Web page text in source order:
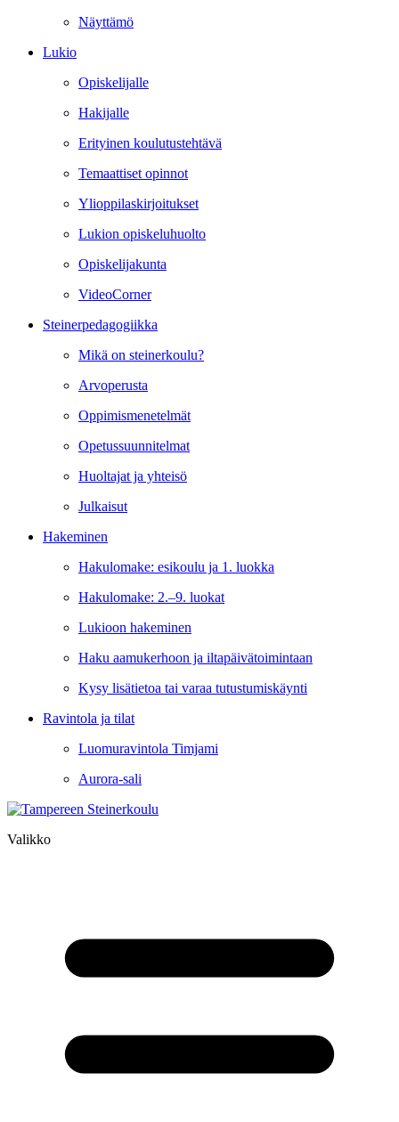
Näyttämö
Lukio
Opiskelijalle
Hakijalle
Erityinen koulutustehtävä
Temaattiset opinnot
Ylioppilaskirjoitukset
Lukion opiskeluhuolto
Opiskelijakunta
VideoCorner
Steinerpedagogiikka
Mikä on steinerkoulu?
Arvoperusta
Oppimismenetelmät
Opetussuunnitelmat
Huoltajat ja yhteisö
Julkaisut
Hakeminen
Hakulomake: esikoulu ja 1. luokka
Hakulomake: 2.–9. luokat
Lukioon hakeminen
Haku aamukerhoon ja iltapäivätoimintaan
Kysy lisätietoa tai varaa tutustumiskäynti
Ravintola ja tilat
Luomuravintola Timjami
Aurora-sali
Valikko